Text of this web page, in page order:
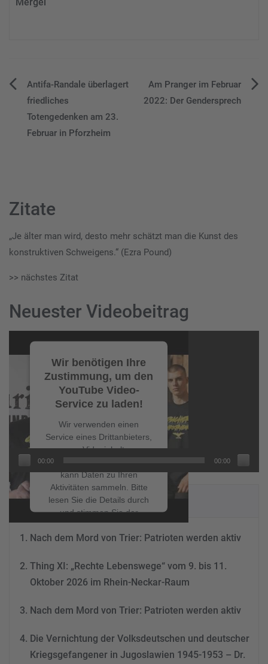
Mergel
Beitragsnavigation
Antifa-Randale überlagert
friedliches
Totengedenken am 23.
Februar in Pforzheim
Am Pranger im Februar
2022: Der Gendersprech
Zitate
„Je älter man wird, desto mehr schätzt man die Kunst des
konstruktiven Schweigens.“ (Ezra Pound)
>> nächstes Zitat
Neuester Videobeitrag
Player
Wir benötigen Ihre
Zustimmung, um den
YouTube Video-
Service zu laden!
Wir verwenden einen
Service eines Drittanbieters,
um Videoinhalte
einzubetten. Dieser Service
kann Daten zu Ihren
Aktivitäten sammeln. Bitte
lesen Sie die Details durch
und stimmen Sie der
Nutzung des Service zu, um
dieses Video anzusehen.
Mehr Informationen
Consent Management
&
00:00 00:00
NEUESTE BEITRÄGE
Nach dem Mord von Trier: Patrioten werden aktiv
Thing XI: „Rechte Lebenswege“ vom 9. bis 11.
Oktober 2026 im Rhein-Neckar-Raum
Nach dem Mord von Trier: Patrioten werden aktiv
Die Vernichtung der Volksdeutschen und deutscher
Kriegsgefangener in Jugoslawien 1945-1953 – Dr.